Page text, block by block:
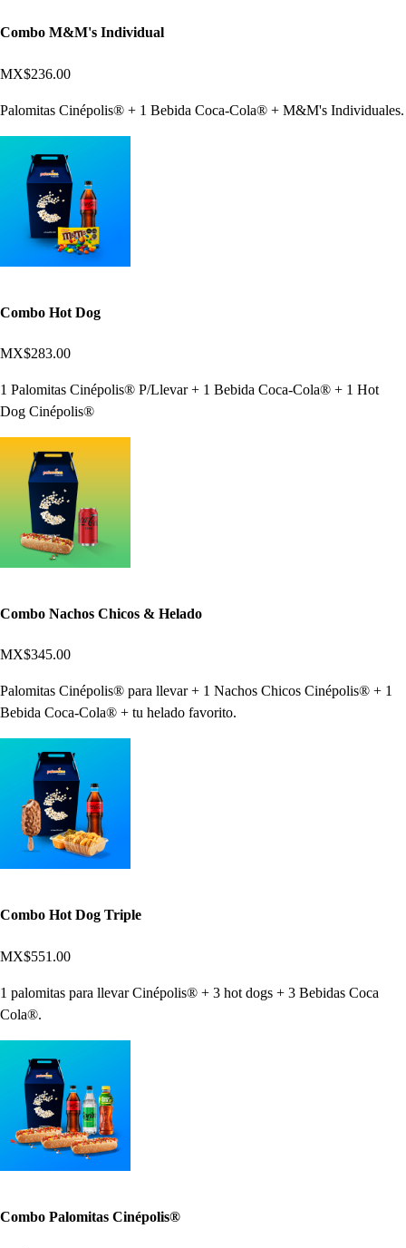
Combo M&M's Individual
MX$236.00
Palomitas Cinépolis® + 1 Bebida Coca-Cola® + M&M's Individuales.
Combo Hot Dog
MX$283.00
1 Palomitas Cinépolis® P/Llevar + 1 Bebida Coca-Cola® + 1 Hot
Dog Cinépolis®
Combo Nachos Chicos & Helado
MX$345.00
Palomitas Cinépolis® para llevar + 1 Nachos Chicos Cinépolis® + 1
Bebida Coca-Cola® + tu helado favorito.
Combo Hot Dog Triple
MX$551.00
1 palomitas para llevar Cinépolis® + 3 hot dogs + 3 Bebidas Coca
Cola®.
Combo Palomitas Cinépolis®